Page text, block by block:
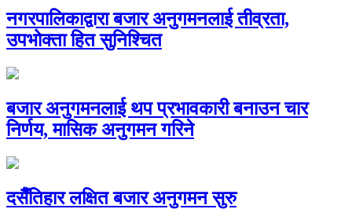
नगरपालिकाद्वारा बजार अनुगमनलाई तीव्रता,
उपभोक्ता हित सुनिश्चित
बजार अनुगमनलाई थप प्रभावकारी बनाउन चार
निर्णय, मासिक अनुगमन गरिने
दसैँतिहार लक्षित बजार अनुगमन सुरु